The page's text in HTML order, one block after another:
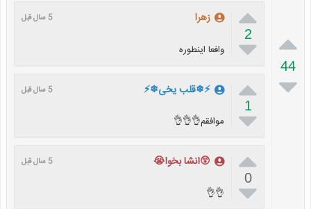

44


2

زهرا 5 سال قبل
وافعا اینطوره

1

⚡❄قلب یخی❄⚡ 5 سال قبل
موافقم👌👌👌

0

😲انشا بخوا😭 5 سال قبل
👌👌